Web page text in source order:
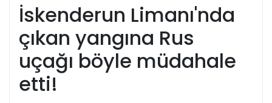
İskenderun Limanı'nda
çıkan yangına Rus
uçağı böyle müdahale
etti!